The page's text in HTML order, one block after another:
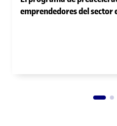
emprendedores del sector